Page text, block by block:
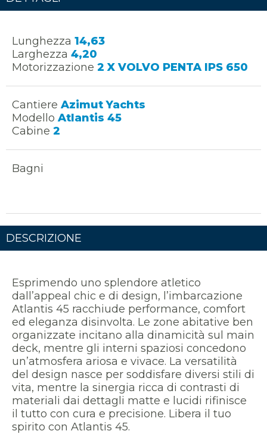
Lunghezza 14,63
Larghezza 4,20
Motorizzazione 2 X VOLVO PENTA IPS 650
Cantiere Azimut Yachts
Modello Atlantis 45
Cabine 2
Bagni
DESCRIZIONE
Esprimendo uno splendore atletico
dall’appeal chic e di design, l’imbarcazione
Atlantis 45 racchiude performance, comfort
ed eleganza disinvolta. Le zone abitative ben
organizzate incitano alla dinamicità sul main
deck, mentre gli interni spaziosi concedono
un’atmosfera ariosa e vivace. La versatilità
del design nasce per soddisfare diversi stili di
vita, mentre la sinergia ricca di contrasti di
materiali dai dettagli matte e lucidi rifinisce
il tutto con cura e precisione. Libera il tuo
spirito con Atlantis 45.